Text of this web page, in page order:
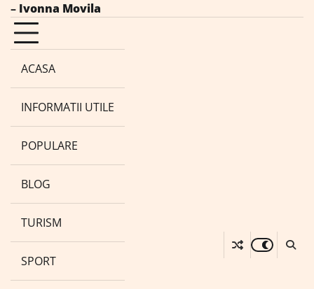
– Ivonna Movila
ACASA
INFORMATII UTILE
POPULARE
BLOG
TURISM
SPORT